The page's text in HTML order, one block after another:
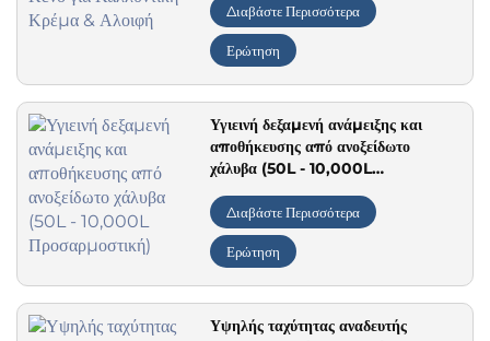
Διαβάστε Περισσότερα
Ερώτηση
Υγιεινή δεξαμενή ανάμειξης και
αποθήκευσης από ανοξείδωτο
χάλυβα (50L - 10,000L
Διαβάστε Περισσότερα
Ερώτηση
Υψηλής ταχύτητας αναδευτής